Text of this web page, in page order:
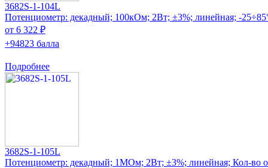
3682S-1-104L
Потенциометр: декадный; 100кОм; 2Вт; ±3%; линейная; -
от 6 322 ₽
+94823 балла
Подробнее
3682S-1-105L
Потенциометр: декадный; 1МОм; 2Вт; ±3%; линейная; Кол-во